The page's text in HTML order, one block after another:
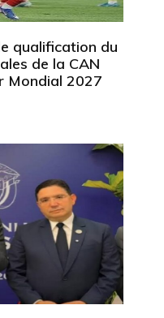
qualification du
de la CAN
Mondial 2027